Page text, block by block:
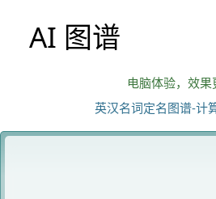
AI 图谱
电脑体验，效果
英汉名词定名图谱-计